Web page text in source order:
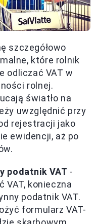
szczegółowo
które rolnik
odliczać VAT w
rolnej.
światło na
uwzględnić przy
rejestracji jako
ewidencji, aż po
podatnik VAT -
VAT, konieczna
podatnik VAT.
formularz VAT-